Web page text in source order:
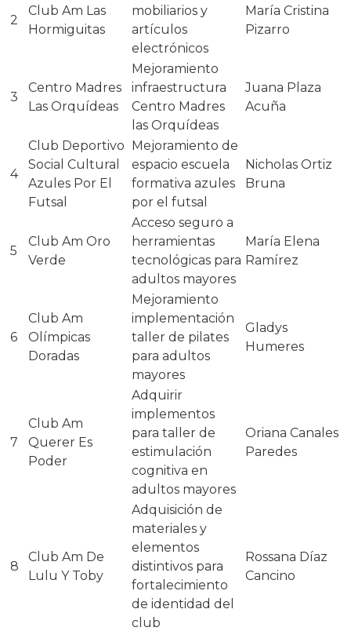
2
Club Am Las
Hormiguitas
mobiliarios y
artículos
electrónicos
María Cristina
Pizarro
3
Centro Madres
Las Orquídeas
Mejoramiento
infraestructura
Centro Madres
las Orquídeas
Juana Plaza
Acuña
4
Club Deportivo
Social Cultural
Azules Por El
Futsal
Mejoramiento de
espacio escuela
formativa azules
por el futsal
Nicholas Ortiz
Bruna
5
Club Am Oro
Verde
Acceso seguro a
herramientas
tecnológicas para
adultos mayores
María Elena
Ramírez
6
Club Am
Olímpicas
Doradas
Mejoramiento
implementación
taller de pilates
para adultos
mayores
Gladys
Humeres
7
Club Am
Querer Es
Poder
Adquirir
implementos
para taller de
estimulación
cognitiva en
adultos mayores
Oriana Canales
Paredes
8
Club Am De
Lulu Y Toby
Adquisición de
materiales y
elementos
distintivos para
fortalecimiento
de identidad del
club
Rossana Díaz
Cancino